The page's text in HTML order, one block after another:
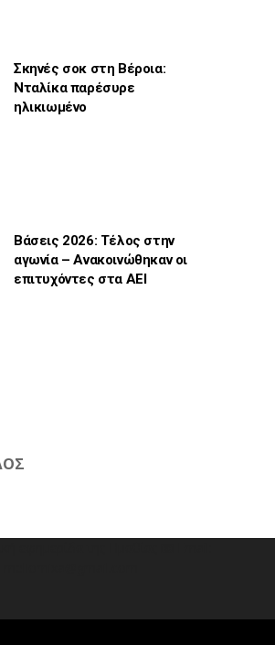
Σκηνές σοκ στη Βέροια:
Νταλίκα παρέσυρε
ηλικιωμένο
Βάσεις 2026: Τέλος στην
αγωνία – Ανακοινώθηκαν οι
επιτυχόντες στα ΑΕΙ